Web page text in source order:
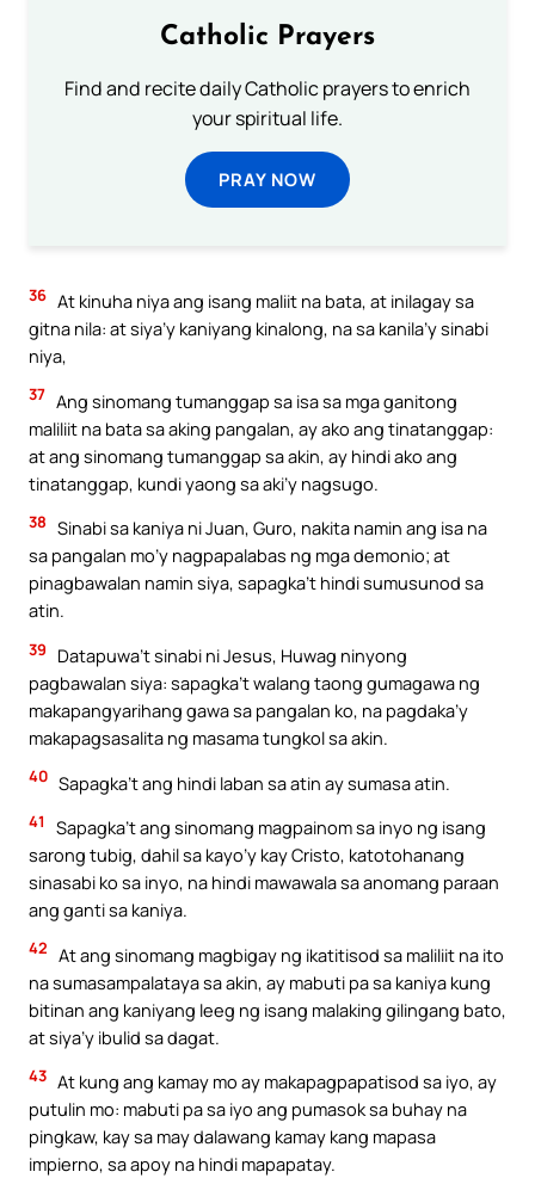
Catholic Prayers
Find and recite daily Catholic prayers to enrich
your spiritual life.
PRAY NOW
36 At kinuha niya ang isang maliit na bata, at inilagay sa
gitna nila: at siya’y kaniyang kinalong, na sa kanila’y sinabi
niya,
37 Ang sinomang tumanggap sa isa sa mga ganitong
maliliit na bata sa aking pangalan, ay ako ang tinatanggap:
at ang sinomang tumanggap sa akin, ay hindi ako ang
tinatanggap, kundi yaong sa aki’y nagsugo.
38 Sinabi sa kaniya ni Juan, Guro, nakita namin ang isa na
sa pangalan mo’y nagpapalabas ng mga demonio; at
pinagbawalan namin siya, sapagka’t hindi sumusunod sa
atin.
39
Datapuwa’t sinabi ni Jesus, Huwag ninyong
pagbawalan siya: sapagka’t walang taong gumagawa ng
makapangyarihang gawa sa pangalan ko, na pagdaka’y
makapagsasalita ng masama tungkol sa akin.
40 Sapagka’t ang hindi laban sa atin ay sumasa atin.
41
Sapagka’t ang sinomang magpainom sa inyo ng isang
sarong tubig, dahil sa kayo’y kay Cristo, katotohanang
sinasabi ko sa inyo, na hindi mawawala sa anomang paraan
ang ganti sa kaniya.
42 At ang sinomang magbigay ng ikatitisod sa maliliit na ito
na sumasampalataya sa akin, ay mabuti pa sa kaniya kung
bitinan ang kaniyang leeg ng isang malaking gilingang bato,
at siya’y ibulid sa dagat.
43 At kung ang kamay mo ay makapagpapatisod sa iyo, ay
putulin mo: mabuti pa sa iyo ang pumasok sa buhay na
pingkaw, kay sa may dalawang kamay kang mapasa
impierno, sa apoy na hindi mapapatay.